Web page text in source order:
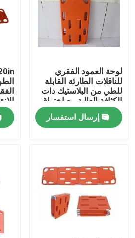
المنزل
المنتجات
لوحة العمود الفقري
للناقلات الطارئة القابلة
للطي من البلاستيك ذات
الكثافة العالية مع اختراق
الأشعة السينية والمقطع
المقطعيإرسال استفسار